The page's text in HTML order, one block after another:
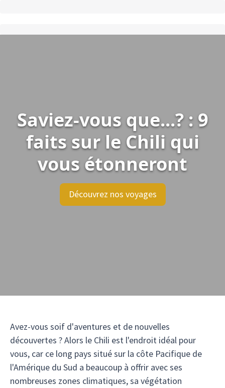
Saviez-vous que...? : 9
faits sur le Chili qui
vous étonneront
Découvrez nos voyages
Avez-vous soif d'aventures et de nouvelles
découvertes ? Alors le Chili est l'endroit idéal pour
vous, car ce long pays situé sur la côte Pacifique de
l'Amérique du Sud a beaucoup à offrir avec ses
nombreuses zones climatiques, sa végétation